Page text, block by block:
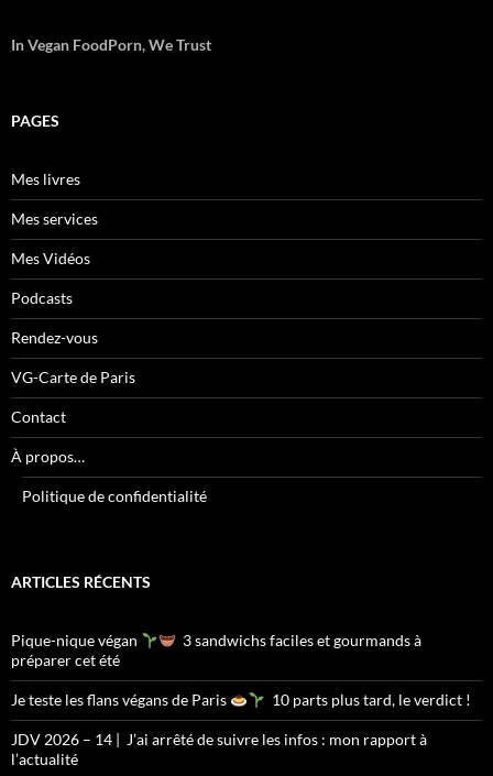
In Vegan FoodPorn, We Trust
PAGES
Mes livres
Mes services
Mes Vidéos
Podcasts
Rendez-vous
VG-Carte de Paris
Contact
À propos…
Politique de confidentialité
ARTICLES RÉCENTS
Pique-nique végan
3 sandwichs faciles et gourmands à
préparer cet été
Je teste les flans végans de Paris 10 parts plus tard, le verdict !
JDV 2026 – 14 | J’ai arrêté de suivre les infos : mon rapport à
l’actualité